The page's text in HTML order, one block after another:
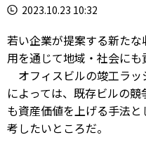
2023.10.23 10:32
若い企業が提案する新た
用を通じて地域・社会にも
オフィスビルの竣工ラッ
によっては、既存ビルの
も資産価値を上げる手法
考したいところだ。